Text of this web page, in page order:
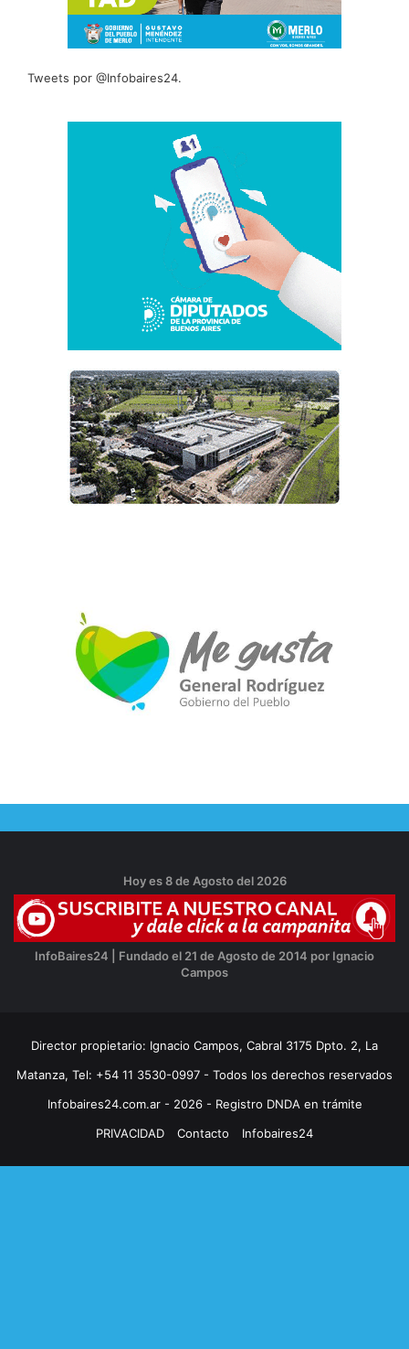
Tweets por @Infobaires24.
Hoy es 8 de Agosto del 2026
InfoBaires24 | Fundado el 21 de Agosto de 2014 por Ignacio
Campos
Director propietario: Ignacio Campos, Cabral 3175 Dpto. 2, La
Matanza, Tel: +54 11 3530-0997 - Todos los derechos reservados
Infobaires24.com.ar - 2026 - Registro DNDA en trámite
PRIVACIDAD
Contacto Infobaires24